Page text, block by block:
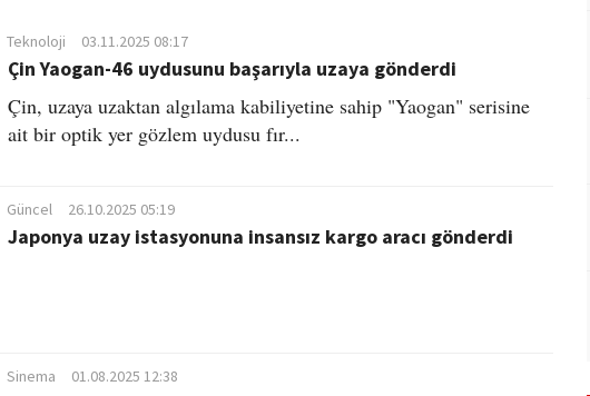
Teknoloji 03.11.2025 08:17
Çin Yaogan-46 uydusunu başarıyla uzaya gönderdi
Çin, uzaya uzaktan algılama kabiliyetine sahip "Yaogan" serisine
ait bir optik yer gözlem uydusu fır...
Güncel 26.10.2025 05:19
Japonya uzay istasyonuna insansız kargo aracı gönderdi
Sinema 01.08.2025 12:38